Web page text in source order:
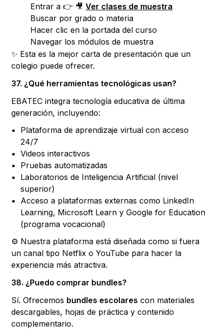
Entrar a 👉 🎥Ver clases de muestra
Buscar por grado o materia
Hacer clic en la portada del curso
Navegar los módulos de muestra
✨ Esta es la mejor carta de presentación que un
colegio puede ofrecer.
37. ¿Qué herramientas tecnológicas usan?
EBATEC integra tecnología educativa de última
generación, incluyendo:
Plataforma de aprendizaje virtual con acceso
24/7
Videos interactivos
Pruebas automatizadas
Laboratorios de Inteligencia Artificial (nivel
superior)
Acceso a plataformas externas como LinkedIn
Learning, Microsoft Learn y Google for Education
(programa vocacional)
⚙️ Nuestra plataforma está diseñada como si fuera
un canal tipo Netflix o YouTube para hacer la
experiencia más atractiva.
38. ¿Puedo comprar bundles?
Sí. Ofrecemos bundles escolares con materiales
descargables, hojas de práctica y contenido
complementario.